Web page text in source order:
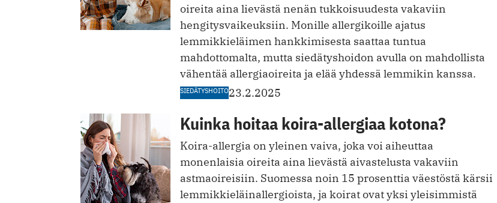
oireita aina lievästä nenän tukkoisuudesta vakaviin
hengitysvaikeuksiin. Monille allergikoille ajatus
lemmikkieläimen hankkimisesta saattaa tuntua
mahdottomalta, mutta siedätyshoidon avulla on mahdollista
vähentää allergiaoireita ja elää yhdessä lemmikin kanssa.
SIEDÄTYSHOITO23.2.2025
Kuinka hoitaa koira-allergiaa kotona?
Koira-allergia on yleinen vaiva, joka voi aiheuttaa
monenlaisia oireita aina lievästä aivastelusta vakaviin
astmaoireisiin. Suomessa noin 15 prosenttia väestöstä kärsii
lemmikkieläinallergioista, ja koirat ovat yksi yleisimmistä